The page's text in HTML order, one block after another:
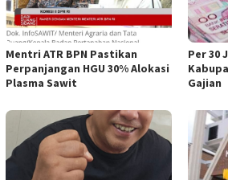
Mentri ATR BPN Pastikan
Perpanjangan HGU 30% Alokasi
Plasma Sawit
Per 30
Gajian